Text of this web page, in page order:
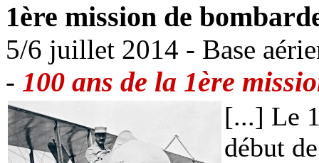
1ère mission de
5/6 juillet 2014 - Base
- 100 ans de la 1ère
[...] Le
début